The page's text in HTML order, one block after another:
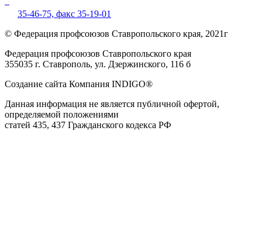
35-46-75, факс 35-19-01
© Федерация профсоюзов Ставропольского края, 2021г
Федерация профсоюзов Ставропольского края
355035 г. Ставрополь, ул. Дзержинского, 116 б
Создание сайта Компания INDIGO®
Данная информация не является публичной офертой,
определяемой положениями
статей 435, 437 Гражданского кодекса РФ